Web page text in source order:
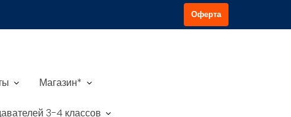
Оферта
Магазин*
3-4 классов